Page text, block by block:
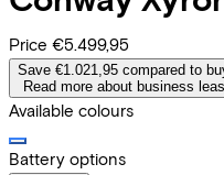
Price €5.499,95
Save €1.021,95 compared to
Read more about business
Available colours
Battery options